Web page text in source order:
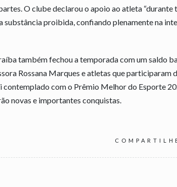
O clube declarou o apoio ao atleta “durante
substância proibida, confiando plenamente na
também fechou a temporada com um saldo
Rossana Marques e atletas que participaram
contemplado com o Prêmio Melhor do Esporte
novas e importantes conquistas.